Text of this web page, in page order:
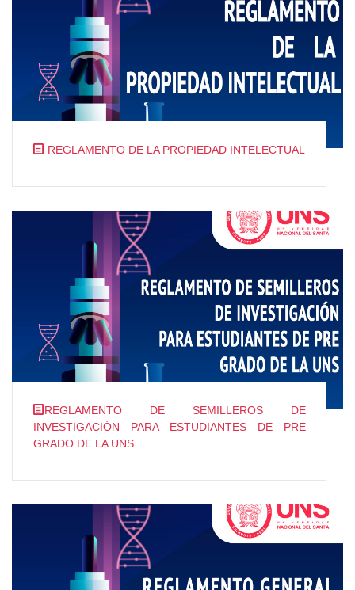
REGLAMENTO DE LA PROPIEDAD INTELECTUAL
REGLAMENTO DE SEMILLEROS DE
INVESTIGACIÓN PARA ESTUDIANTES DE PRE
GRADO DE LA UNS